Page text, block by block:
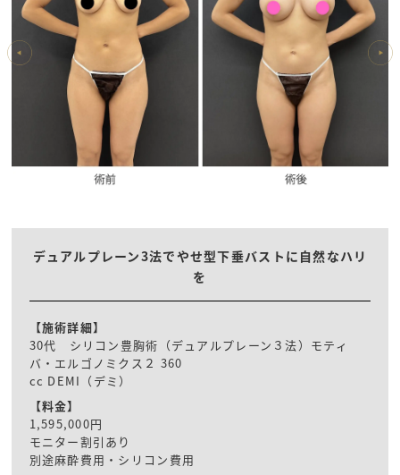
デュアルプレーン3法でやせ型下垂バストに自然なハリ
を
【施術詳細】
30代 シリコン豊胸術（デュアルプレーン３法）モティ
バ・エルゴノミクス２ 360
cc DEMI（デミ）
【料金】
1,595,000円
モニター割引あり
別途麻酔費用・シリコン費用